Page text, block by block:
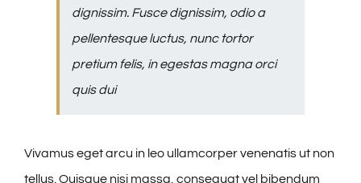
dignissim. Fusce dignissim, odio a
pellentesque luctus, nunc tortor
pretium felis, in egestas magna orci
quis dui
Vivamus eget arcu in leo ullamcorper venenatis ut non
tellus. Quisque nisi massa, consequat vel bibendum